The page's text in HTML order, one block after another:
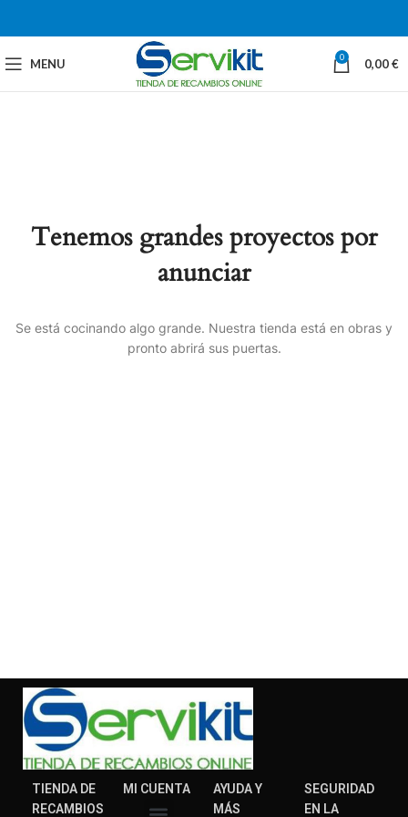
MENU 0 0,00€
Tenemos grandes proyectos por
anunciar
Se está cocinando algo grande. Nuestra tienda está en obras y
pronto abrirá sus puertas.
TIENDA DE
RECAMBIOS
MI CUENTA
AYUDA Y
MÁS
SEGURIDAD
EN LA